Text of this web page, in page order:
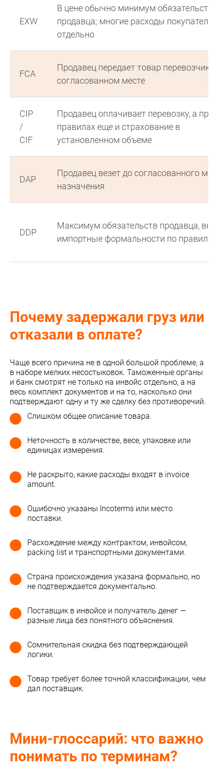
EXW
В цене обычно минимум обязательств
продавца; многие расходы покупателя
отдельно
FCA
Продавец передает товар перевозчику
согласованном месте
CIP
/
CIF
Продавец оплачивает перевозку, а при
правилах еще и страхование в
установленном объеме
DAP
Продавец везет до согласованного
назначения
DDP
Максимум обязательств продавца,
импортные формальности по правилу
Почему задержали груз или
отказали в оплате?
Чаще всего причина не в одной большой проблеме, а
в наборе мелких несостыковок. Таможенные органы
и банк смотрят не только на инвойс отдельно, а на
весь комплект документов и на то, насколько они
подтверждают одну и ту же сделку без противоречий.
Слишком общее описание товара.
Неточность в количестве, весе, упаковке или
единицах измерения.
Не раскрыто, какие расходы входят в invoice
amount.
Ошибочно указаны Incoterms или место
поставки.
Расхождение между контрактом, инвойсом,
packing list и транспортными документами.
Страна происхождения указана формально, но
не подтверждается документально.
Поставщик в инвойсе и получатель денег —
разные лица без понятного объяснения.
Сомнительная скидка без подтверждающей
логики.
Товар требует более точной классификации, чем
дал поставщик.
Мини-глоссарий: что важно
понимать по терминам?